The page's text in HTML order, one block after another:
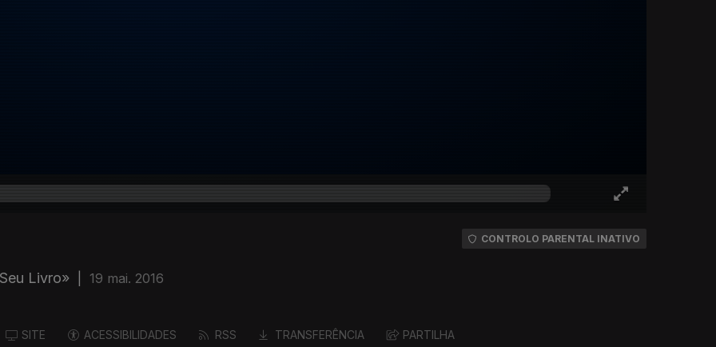
Livro» 19 mai. 2016
CONTROLO PARENTAL INATIVO
SITE ACESSIBILIDADES RSS TRANSFERÊNCIA PARTILHA